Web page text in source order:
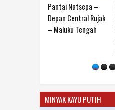
Pantai Natsepa –
Depan Central Rujak
– Maluku Tengah
MINYAK KAYU PUTIH